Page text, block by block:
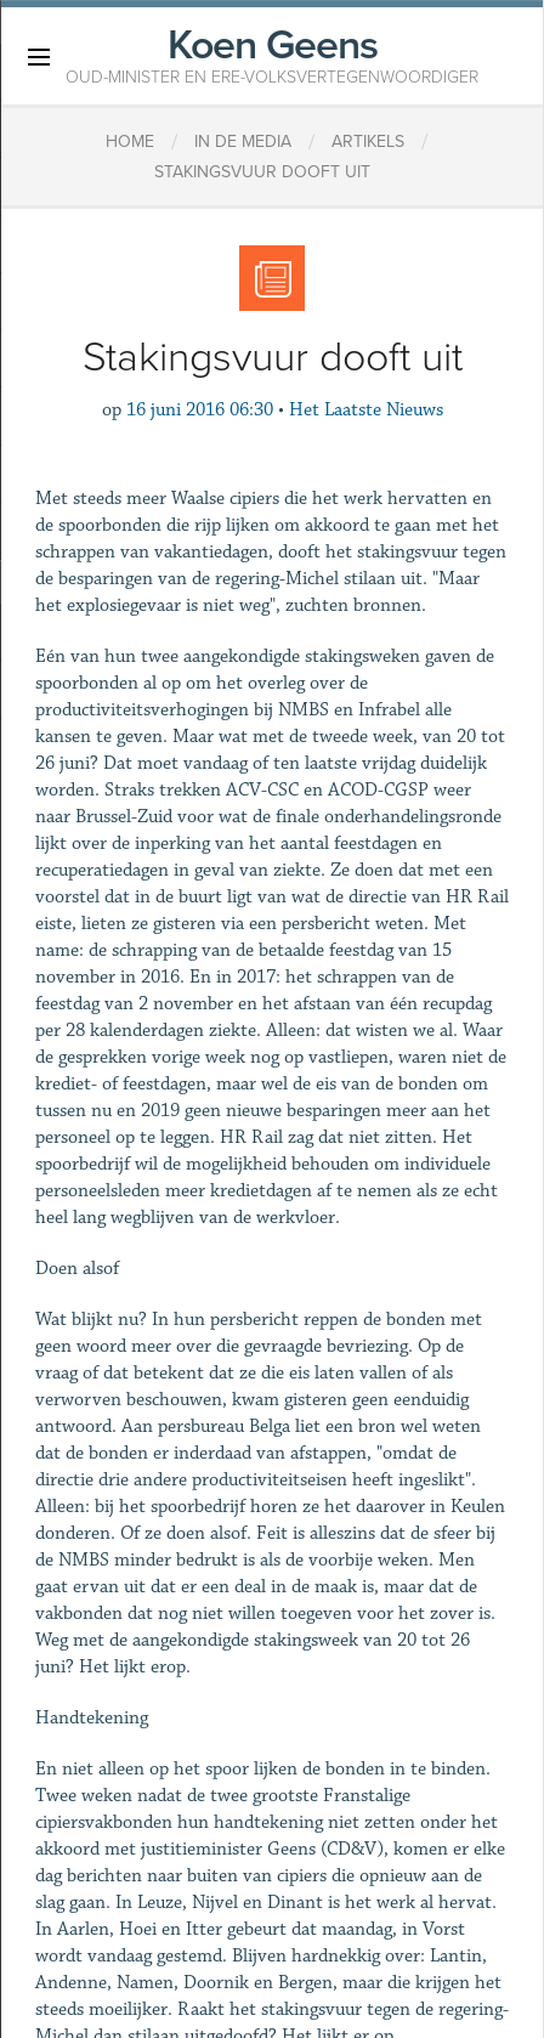
Koen Geens
OUD-MINISTER EN ERE-VOLKSVERTEGENWOORDIGER
HOME / IN DE MEDIA / ARTIKELS /
STAKINGSVUUR DOOFT UIT
Stakingsvuur dooft uit
op 16 juni 2016 06:30 • Het Laatste Nieuws
Met steeds meer Waalse cipiers die het werk hervatten en
de spoorbonden die rijp lijken om akkoord te gaan met het
schrappen van vakantiedagen, dooft het stakingsvuur tegen
de besparingen van de regering-Michel stilaan uit. "Maar
het explosiegevaar is niet weg", zuchten bronnen.
Eén van hun twee aangekondigde stakingsweken gaven de
spoorbonden al op om het overleg over de
productiviteitsverhogingen bij NMBS en Infrabel alle
kansen te geven. Maar wat met de tweede week, van 20 tot
26 juni? Dat moet vandaag of ten laatste vrijdag duidelijk
worden. Straks trekken ACV-CSC en ACOD-CGSP weer
naar Brussel-Zuid voor wat de finale onderhandelingsronde
lijkt over de inperking van het aantal feestdagen en
recuperatiedagen in geval van ziekte. Ze doen dat met een
voorstel dat in de buurt ligt van wat de directie van HR Rail
eiste, lieten ze gisteren via een persbericht weten. Met
name: de schrapping van de betaalde feestdag van 15
november in 2016. En in 2017: het schrappen van de
feestdag van 2 november en het afstaan van één recupdag
per 28 kalenderdagen ziekte. Alleen: dat wisten we al. Waar
de gesprekken vorige week nog op vastliepen, waren niet de
krediet- of feestdagen, maar wel de eis van de bonden om
tussen nu en 2019 geen nieuwe besparingen meer aan het
personeel op te leggen. HR Rail zag dat niet zitten. Het
spoorbedrijf wil de mogelijkheid behouden om individuele
personeelsleden meer kredietdagen af te nemen als ze echt
heel lang wegblijven van de werkvloer.
Doen alsof
Wat blijkt nu? In hun persbericht reppen de bonden met
geen woord meer over die gevraagde bevriezing. Op de
vraag of dat betekent dat ze die eis laten vallen of als
verworven beschouwen, kwam gisteren geen eenduidig
antwoord. Aan persbureau Belga liet een bron wel weten
dat de bonden er inderdaad van afstappen, "omdat de
directie drie andere productiviteitseisen heeft ingeslikt".
Alleen: bij het spoorbedrijf horen ze het daarover in Keulen
donderen. Of ze doen alsof. Feit is alleszins dat de sfeer bij
de NMBS minder bedrukt is als de voorbije weken. Men
gaat ervan uit dat er een deal in de maak is, maar dat de
vakbonden dat nog niet willen toegeven voor het zover is.
Weg met de aangekondigde stakingsweek van 20 tot 26
juni? Het lijkt erop.
Handtekening
En niet alleen op het spoor lijken de bonden in te binden.
Twee weken nadat de twee grootste Franstalige
cipiersvakbonden hun handtekening niet zetten onder het
akkoord met justitieminister Geens (CD&V), komen er elke
dag berichten naar buiten van cipiers die opnieuw aan de
slag gaan. In Leuze, Nijvel en Dinant is het werk al hervat.
In Aarlen, Hoei en Itter gebeurt dat maandag, in Vorst
wordt vandaag gestemd. Blijven hardnekkig over: Lantin,
Andenne, Namen, Doornik en Bergen, maar die krijgen het
steeds moeilijker. Raakt het stakingsvuur tegen de regering-